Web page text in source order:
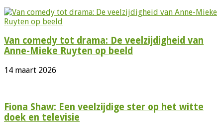
Van comedy tot drama: De veelzijdigheid van
Anne-Mieke Ruyten op beeld
14 maart 2026
Fiona Shaw: Een veelzijdige ster op het witte
doek en televisie